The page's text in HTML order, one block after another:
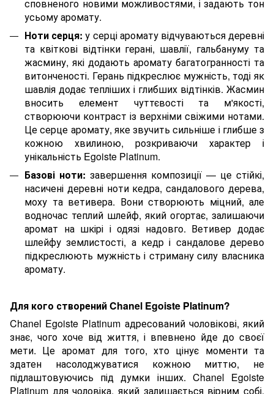
сповненого новими можливостями, і задають тон
усьому аромату.
Ноти серця: у серці аромату відчуваються деревні
та квіткові відтінки герані, шавлії, гальбануму та
жасмину, які додають аромату багатогранності та
витонченості. Герань підкреслює мужність, тоді як
шавлія додає тепліших і глибших відтінків. Жасмин
вносить елемент чуттєвості та м'якості,
створюючи контраст із верхніми свіжими нотами.
Це серце аромату, яке звучить сильніше і глибше з
кожною хвилиною, розкриваючи характер і
унікальність Egoiste Platinum.
Базові ноти: завершення композиції — це стійкі,
насичені деревні ноти кедра, сандалового дерева,
моху та ветивера. Вони створюють міцний, але
водночас теплий шлейф, який огортає, залишаючи
аромат на шкірі і одязі надовго. Ветивер додає
шлейфу землистості, а кедр і сандалове дерево
підкреслюють мужність і стриману силу власника
аромату.
Для кого створений Chanel Egoiste Platinum?
Chanel Egoiste Platinum адресований чоловікові, який
знає, чого хоче від життя, і впевнено йде до своєї
мети. Це аромат для того, хто цінує моменти та
здатен насолоджуватися кожною миттю, не
підлаштовуючись під думки інших. Chanel Egoiste
Platinum для чоловіка, який залишається вірним собі,